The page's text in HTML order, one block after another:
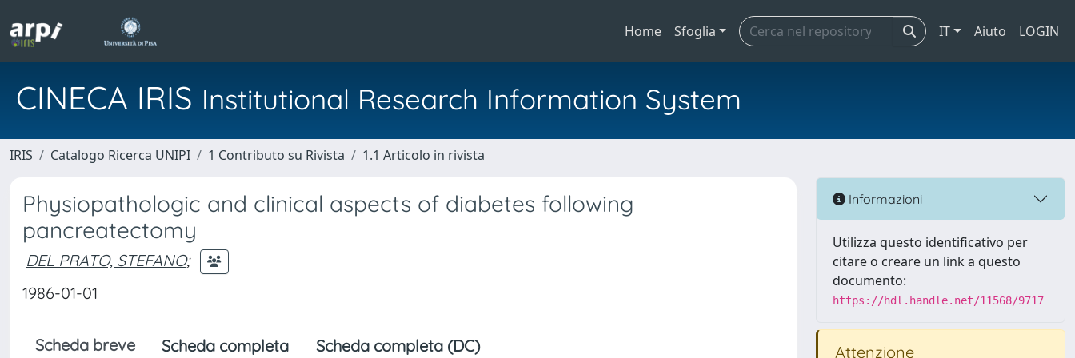
Home Sfoglia IT Aiuto LOGIN
CINECA IRIS Institutional Research Information System
IRIS Catalogo Ricerca UNIPI 1 Contributo su Rivista 1.1 Articolo in rivista
Physiopathologic and clinical aspects of diabetes following
pancreatectomy
DEL PRATO, STEFANO;
1986-01-01
Scheda breve Scheda completa Scheda completa (DC)
Informazioni
Utilizza questo identificativo per
citare o creare un link a questo
documento:
https://hdl.handle.net/11568/9717
Attenzione